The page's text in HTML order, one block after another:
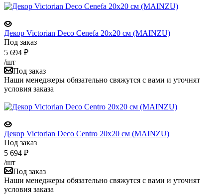
Декор Victorian Deco Cenefa 20x20 см (MAINZU)
Под заказ
5 694 ₽
/шт
Под заказ
Наши менеджеры обязательно свяжутся с вами и уточнят
условия заказа
Декор Victorian Deco Centro 20x20 см (MAINZU)
Под заказ
5 694 ₽
/шт
Под заказ
Наши менеджеры обязательно свяжутся с вами и уточнят
условия заказа